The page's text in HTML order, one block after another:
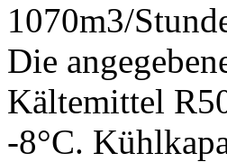
1070m3/
Die
Kältemittel
-8°C.